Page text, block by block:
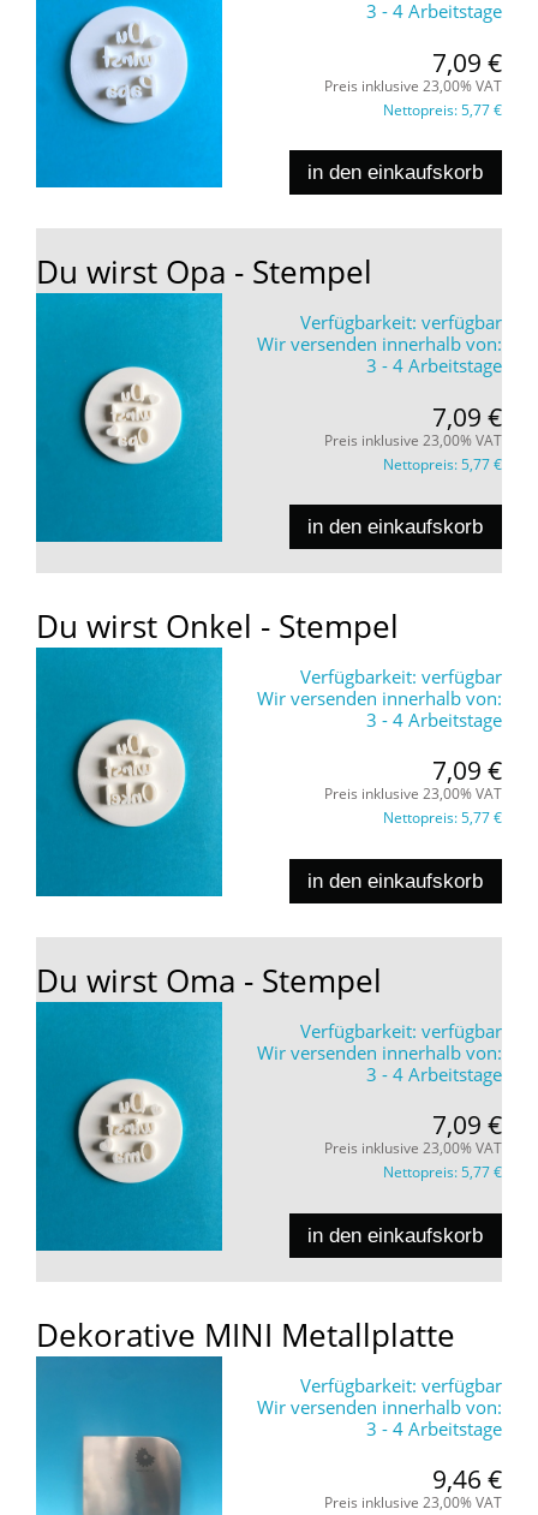
3 - 4 Arbeitstage
7,09 €
Preis inklusive 23,00% VAT
Nettopreis:5,77 €
in den einkaufskorb
Du wirst Opa - Stempel
Verfügbarkeit: verfügbar
Wir versenden innerhalb von:
3 - 4 Arbeitstage
7,09 €
Preis inklusive 23,00% VAT
Nettopreis:5,77 €
in den einkaufskorb
Du wirst Onkel - Stempel
Verfügbarkeit: verfügbar
Wir versenden innerhalb von:
3 - 4 Arbeitstage
7,09 €
Preis inklusive 23,00% VAT
Nettopreis:5,77 €
in den einkaufskorb
Du wirst Oma - Stempel
Verfügbarkeit: verfügbar
Wir versenden innerhalb von:
3 - 4 Arbeitstage
7,09 €
Preis inklusive 23,00% VAT
Nettopreis:5,77 €
in den einkaufskorb
Dekorative MINI Metallplatte
Verfügbarkeit: verfügbar
Wir versenden innerhalb von:
3 - 4 Arbeitstage
9,46 €
Preis inklusive 23,00% VAT